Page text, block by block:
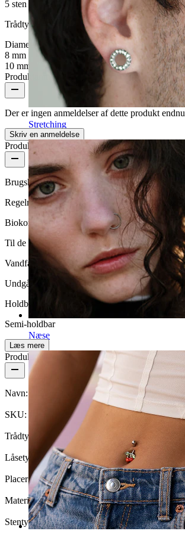
Stretching
Næse
5 sten
Trådtykkelse:
Diameter:
8 mm
10 mm
Produktanmeldelser
Der er ingen anmeldelser af dette produkt endnu
Skriv en anmeldelse
Produktkvalitet
Brugshyppighed
Regelmæssig brug
Biokompatibilitet
Til de fleste hudtyper
Vandfasthed
Undgå vand
Holdbarhed
Semi-holdbar
Læs mere
Produktdetaljer
Navn: Lille septumpiercing med små sten
SKU:
Trådtykkelse:1 mm
Låsetype:Twist
Placering:Septum
Materiale:Kirurgisk stål / Messing
Stentype:Kubisk zirkonia